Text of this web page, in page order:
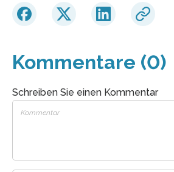
Kommentare (0)
Schreiben Sie einen Kommentar